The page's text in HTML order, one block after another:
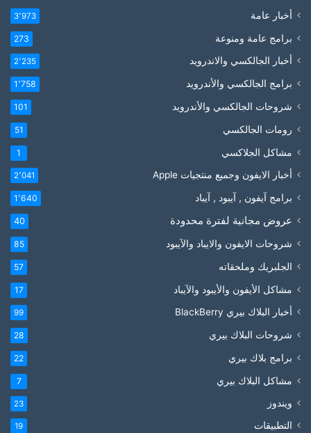
أخبار عامة 3٬973
برامج عامة ومنوعة 273
أخبار الجالكسي والاندرويد 2٬235
برامج الجالكسي والأندرويد 1٬758
شروحات الجالكسي والأندرويد 101
رومات الجالكسي 51
مشاكل الجلاكسي 1
أخبار الايفون وجميع منتجيات Apple 2٬041
برامج آيفون , آيبود , آيباد 1٬640
عروض مجانية لفترة محدودة 40
شروحات الايفون والايباد والآيبود 85
الجلبريك وملحقاته 57
مشاكل الأيفون والأيبود والآيباد 17
أخبار البلاك بيري BlackBerry 99
شروحات البلاك بيري 28
برامج بلاك بيري 22
مشاكل البلاك بيري 7
ويندوز 23
التطبيقات 19